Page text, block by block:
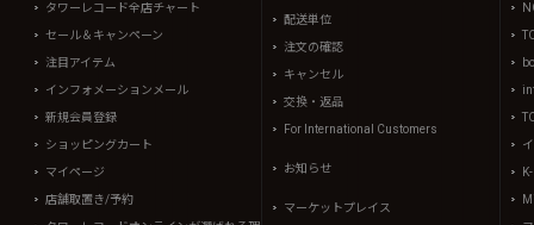
タワーレコード全店チャート
セール＆キャンペーン
注目アイテム
インフォメーションメール
新規会員登録
ショッピングカート
マイページ
店舗取置き/予約
配送単位
注文の確認
キャンセル
交換・返品
For International Customers
お知らせ
マーケットプレイス